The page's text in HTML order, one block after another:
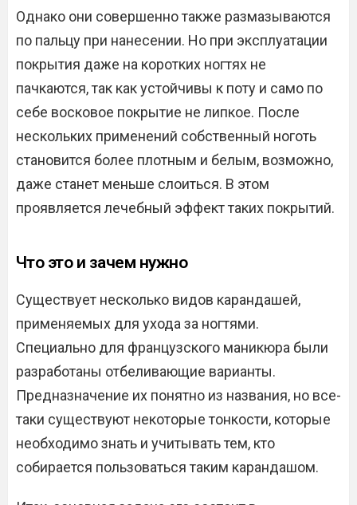
Однако они совершенно также размазываются
по пальцу при нанесении. Но при эксплуатации
покрытия даже на коротких ногтях не
пачкаются, так как устойчивы к поту и само по
себе восковое покрытие не липкое. После
нескольких применений собственный ноготь
становится более плотным и белым, возможно,
даже станет меньше слоиться. В этом
проявляется лечебный эффект таких покрытий.
Что это и зачем нужно
Существует несколько видов карандашей,
применяемых для ухода за ногтями.
Специально для французского маникюра были
разработаны отбеливающие варианты.
Предназначение их понятно из названия, но все-
таки существуют некоторые тонкости, которые
необходимо знать и учитывать тем, кто
собирается пользоваться таким карандашом.